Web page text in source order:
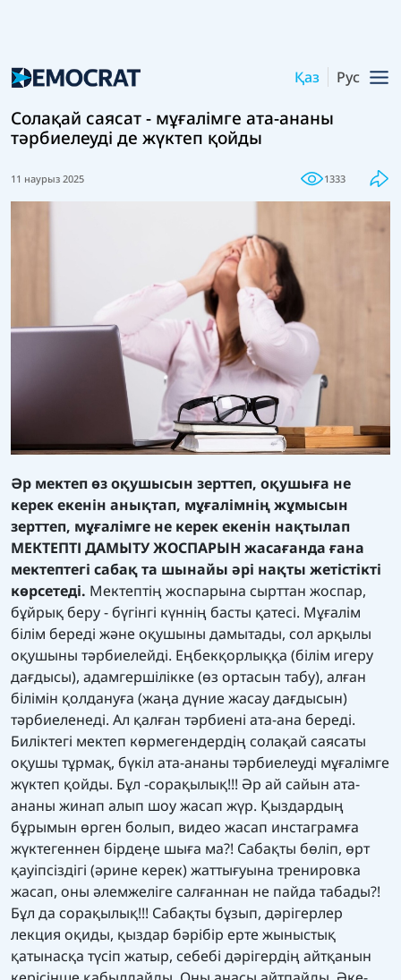
Қаз Рус
Солақай саясат - мұғалімге ата-ананы
тәрбиелеуді де жүктеп қойды
11 наурыз 2025 1333
Әр мектеп өз оқушысын зерттеп, оқушыға не
керек екенін анықтап, мұғалімнің жұмысын
зерттеп, мұғалімге не керек екенін нақтылап
МЕКТЕПТІ ДАМЫТУ ЖОСПАРЫН жасағанда ғана
мектептегі сабақ та шынайы әрі нақты жетістікті
көрсетеді. Мектептің жоспарына сырттан жоспар,
бұйрық беру - бүгінгі күннің басты қатесі. Мұғалім
білім береді және оқушыны дамытады, сол арқылы
оқушыны тәрбиелейді. Еңбекқорлыққа (білім игеру
дағдысы), адамгершілікке (өз ортасын табу), алған
білімін қолдануға (жаңа дүние жасау дағдысын)
тәрбиеленеді. Ал қалған тәрбиені ата-ана береді.
Биліктегі мектеп көрмегендердің солақай саясаты
оқушы тұрмақ, бүкіл ата-ананы тәрбиелеуді мұғалімге
жүктеп қойды. Бұл -сорақылық!!! Әр ай сайын ата-
ананы жинап алып шоу жасап жүр. Қыздардың
бұрымын өрген болып, видео жасап инстаграмға
жүктегеннен бірдеңе шыға ма?! Сабақты бөліп, өрт
қауіпсіздігі (әрине керек) жаттығуына тренировка
жасап, оны әлемжеліге салғаннан не пайда табады?!
Бұл да сорақылық!!! Сабақты бұзып, дәрігерлер
лекция оқиды, қыздар бәрібір ерте жыныстық
қатынасқа түсіп жатыр, себебі дәрігердің айтқанын